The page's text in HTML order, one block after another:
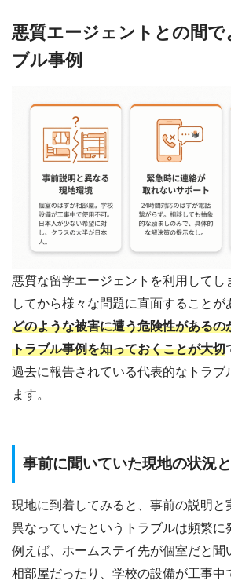
悪質エージェントとの間で
ブル事例
悪質な留学エージェントを利用してし
してから様々な問題に直面することが
どのような被害に遭う危険性があるの
トラブル事例を知っておくことが大切
過去に報告されている代表的なトラブ
ます。
事前に聞いていた現地の状況
現地に到着してみると、事前の説明と
異なっていたというトラブルは頻繁に
例えば、ホームステイ先が個室だと聞
相部屋だったり、学校の設備が工事中